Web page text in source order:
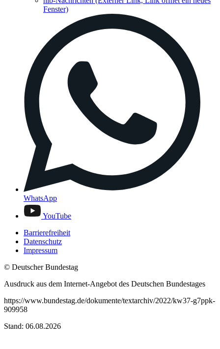
Fenster)
WhatsApp
YouTube
Barrierefreiheit
Datenschutz
Impressum
© Deutscher Bundestag
Ausdruck aus dem Internet-Angebot des Deutschen Bundestages
https://www.bundestag.de/dokumente/textarchiv/2022/kw37-g7ppk-
909958
Stand: 06.08.2026